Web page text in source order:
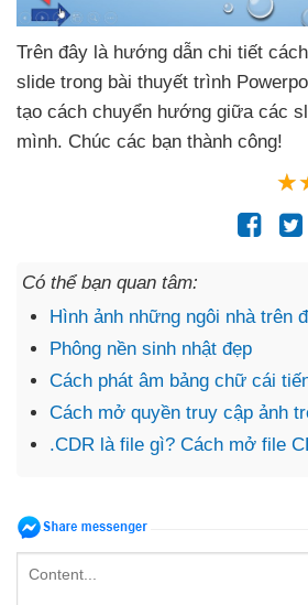
Trên đây là hướng dẫn chi tiết
slide trong bài thuyết trình
tạo cách chuyển hướng giữa các
mình. Chúc các bạn thành công!
Có thể bạn quan tâm:
Hình ảnh những ngôi nhà trên
Phông nền sinh nhật đẹp
Cách phát âm bảng chữ cái
Cách mở quyền truy cập ảnh
.CDR là file gì? Cách mở file